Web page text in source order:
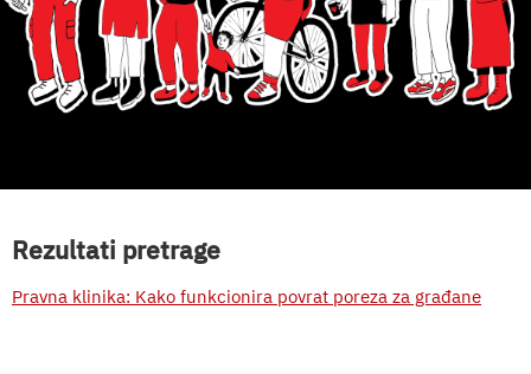
Rezultati pretrage
Pravna klinika: Kako funkcionira povrat poreza za građane